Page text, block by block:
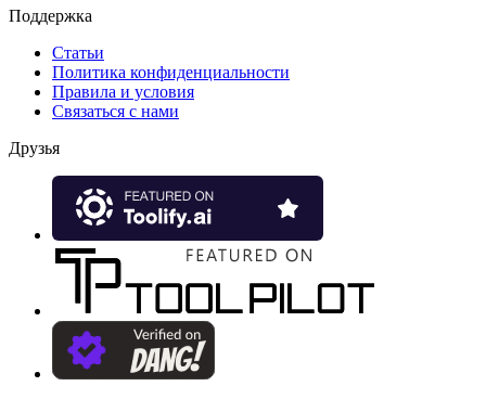
Поддержка
Статьи
Политика конфиденциальности
Правила и условия
Связаться с нами
Друзья